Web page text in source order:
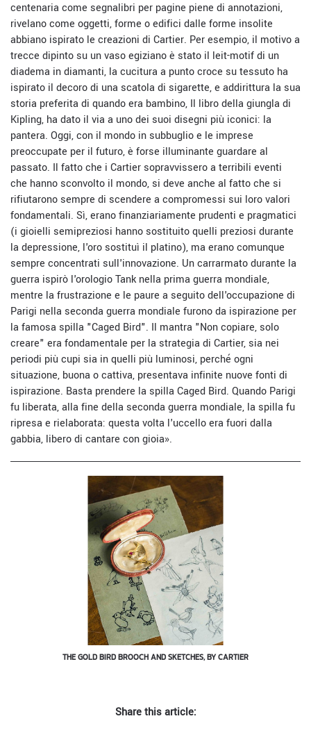
centenaria come segnalibri per pagine piene di annotazioni,
rivelano come oggetti, forme o edifici dalle forme insolite
abbiano ispirato le creazioni di Cartier. Per esempio, il motivo a
trecce dipinto su un vaso egiziano è stato il leit-motif di un
diadema in diamanti, la cucitura a punto croce su tessuto ha
ispirato il decoro di una scatola di sigarette, e addirittura la sua
storia preferita di quando era bambino, Il libro della giungla di
Kipling, ha dato il via a uno dei suoi disegni più iconici: la
pantera. Oggi, con il mondo in subbuglio e le imprese
preoccupate per il futuro, è forse illuminante guardare al
passato. Il fatto che i Cartier sopravvissero a terribili eventi
che hanno sconvolto il mondo, si deve anche al fatto che si
rifiutarono sempre di scendere a compromessi sui loro valori
fondamentali. Sì, erano finanziariamente prudenti e pragmatici
(i gioielli semipreziosi hanno sostituito quelli preziosi durante
la depressione, l'oro sostituì il platino), ma erano comunque
sempre concentrati sull'innovazione. Un carrarmato durante la
guerra ispirò l'orologio Tank nella prima guerra mondiale,
mentre la frustrazione e le paure a seguito dell'occupazione di
Parigi nella seconda guerra mondiale furono da ispirazione per
la famosa spilla "Caged Bird". Il mantra "Non copiare, solo
creare" era fondamentale per la strategia di Cartier, sia nei
periodi più cupi sia in quelli più luminosi, perché ogni
situazione, buona o cattiva, presentava infinite nuove fonti di
ispirazione. Basta prendere la spilla Caged Bird. Quando Parigi
fu liberata, alla fine della seconda guerra mondiale, la spilla fu
ripresa e rielaborata: questa volta l'uccello era fuori dalla
gabbia, libero di cantare con gioia».
THE GOLD BIRD BROOCH AND SKETCHES, BY CARTIER
Share this article: